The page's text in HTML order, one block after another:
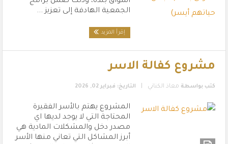
الجمعية الهادفة إلى تعزيز ...
إقرأ المزيد
مشروع كفالة الاسر
كتب بواسطة معاذ الكناني التاريخ: فبراير 02, 2026
المشروع يهتم بالأسر الفقيرة
المحتاجة التي لا يوجد لديها اي
مصدر دخل والمشكلات المادية هي
أبرز المشاكل التي تعاني منها الأسر